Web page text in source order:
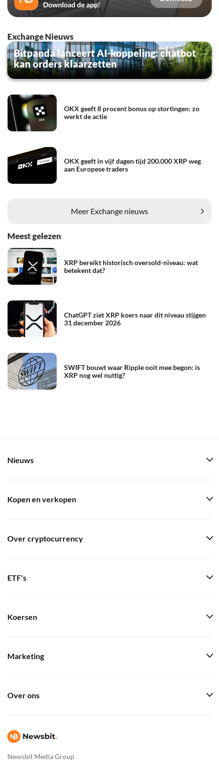
Exchange Nieuws
Bitpanda lanceert AI-koppeling: chatbot
kan orders klaarzetten
OKX geeft 8 procent bonus op stortingen: zo
werkt de actie
OKX geeft in vijf dagen tijd 200.000 XRP weg
aan Europese traders
Meer Exchange nieuws
Meest gelezen
XRP bereikt historisch oversold-niveau: wat
betekent dat?
ChatGPT ziet XRP koers naar dit niveau stijgen
31 december 2026
SWIFT bouwt waar Ripple ooit mee begon: is
XRP nog wel nuttig?
Newsbit Media Group
Nieuws
Kopen en verkopen
Over cryptocurrency
ETF's
Koersen
Marketing
Over ons